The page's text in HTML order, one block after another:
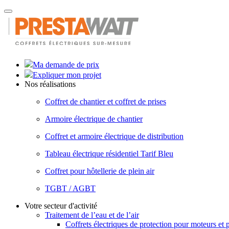
Toggle
navigation
Ma demande de prix
Expliquer mon projet
Nos réalisations
Coffret de chantier et coffret de prises
Armoire électrique de chantier
Coffret et armoire électrique de distribution
Tableau électrique résidentiel Tarif Bleu
Coffret pour hôtellerie de plein air
TGBT / AGBT
Votre secteur d'activité
Traitement de l’eau et de l’air
Coffrets électriques de protection pour moteurs et